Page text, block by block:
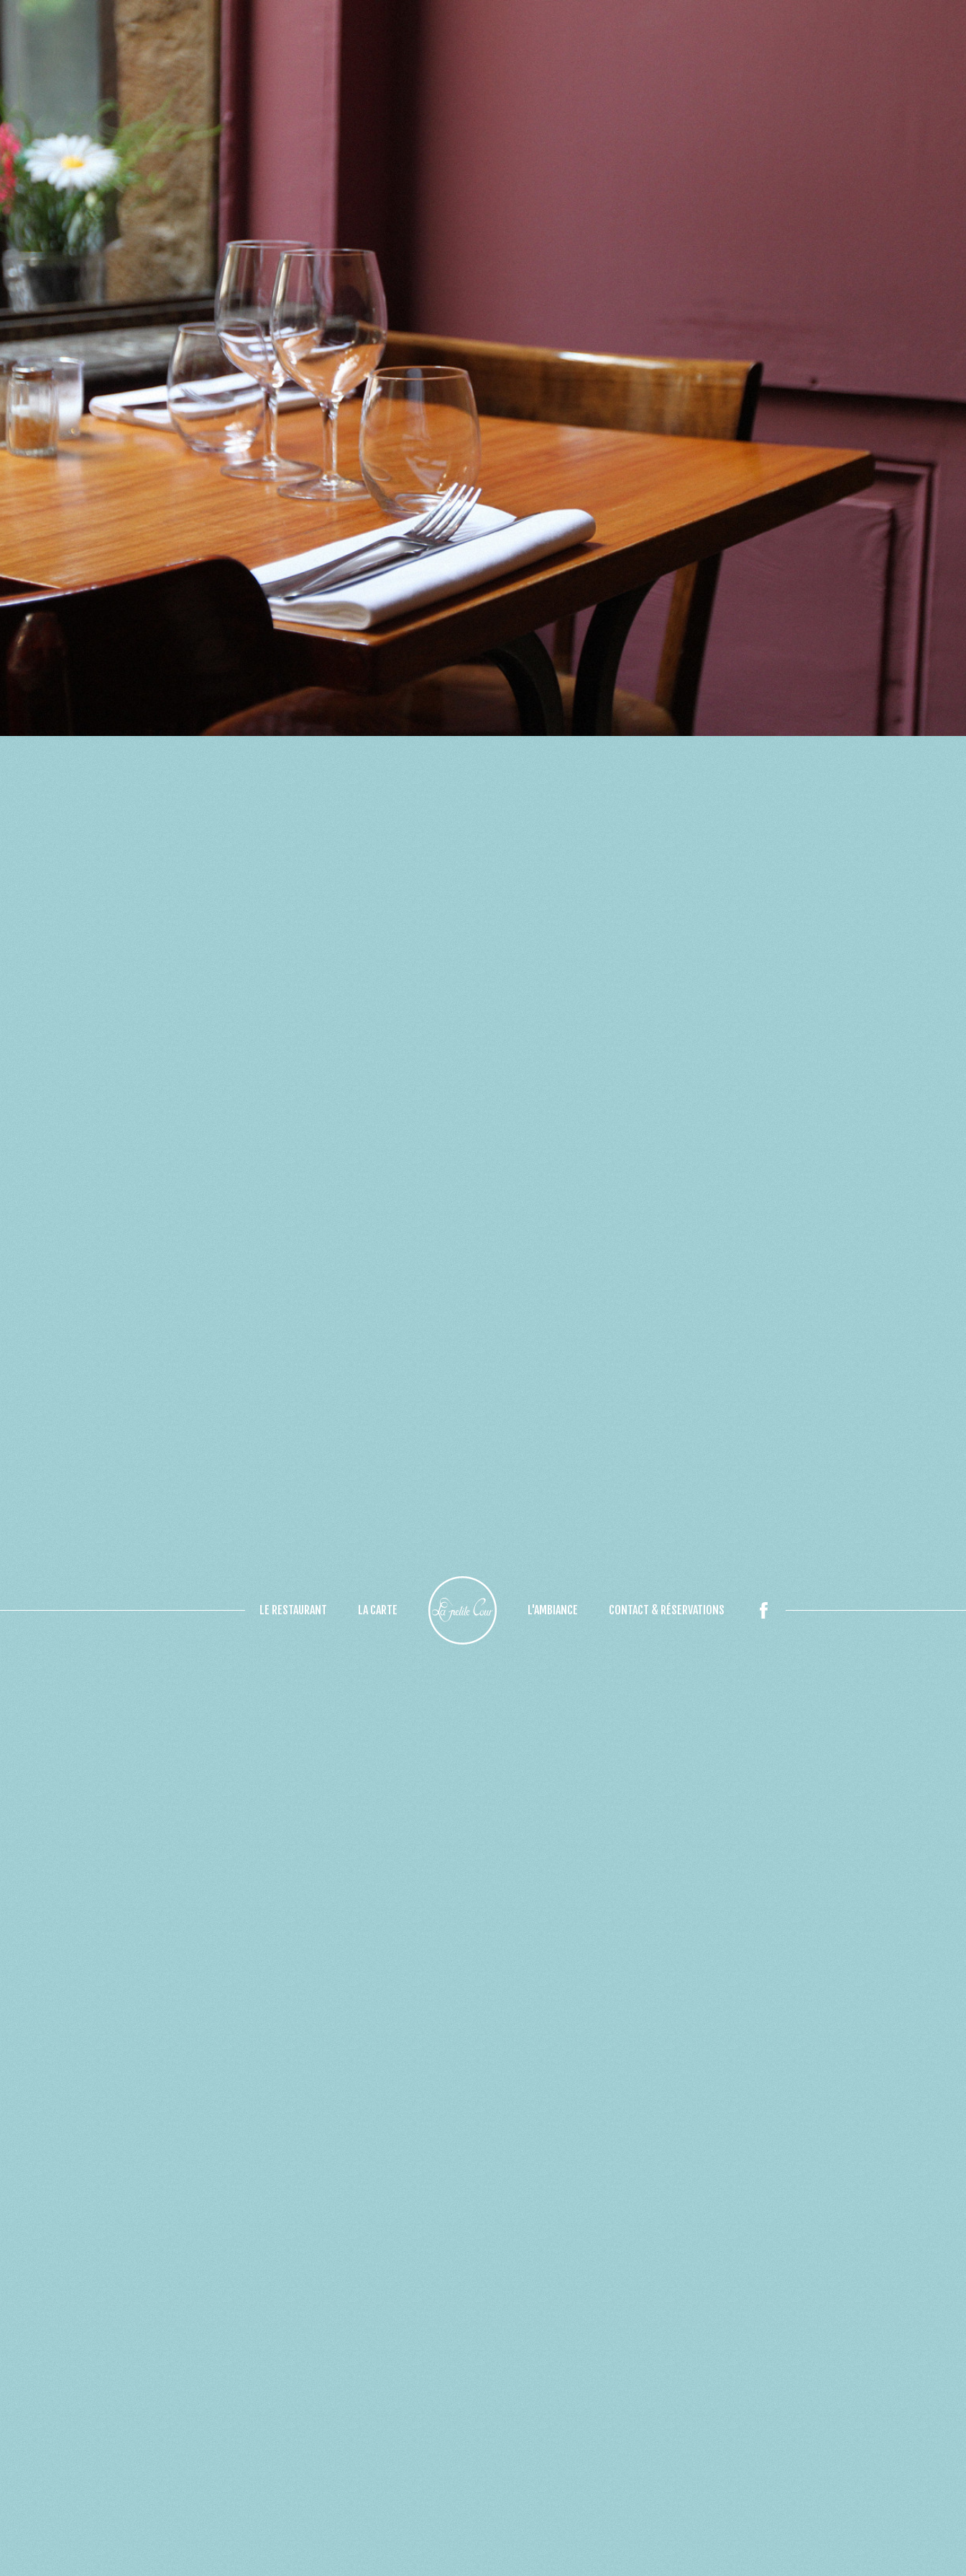
LE RESTAURANT LA CARTE L'AMBIANCE CONTACT & RÉSERVATIONS